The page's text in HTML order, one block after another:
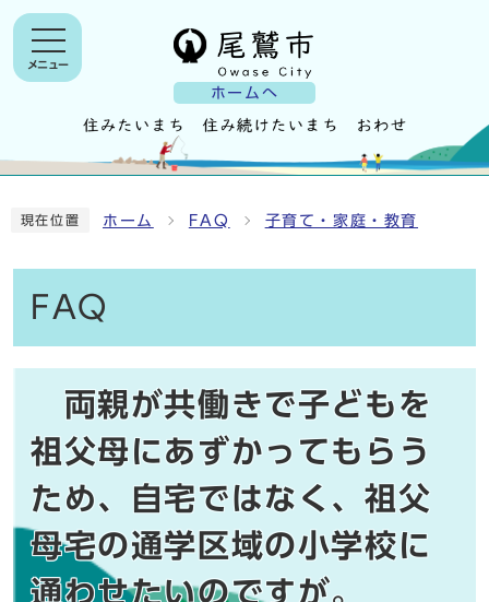
ホームへ
メニュー
現在位置 ホーム FAQ 子育て・家庭・教育
FAQ
両親が共働きで子どもを
祖父母にあずかってもらう
ため、自宅ではなく、祖父
母宅の通学区域の小学校に
通わせたいのですが。